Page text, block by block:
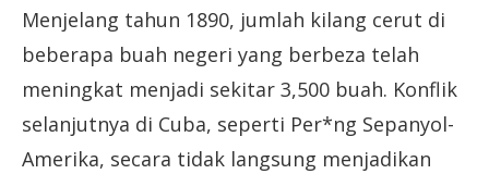
Menjelang tahun 1890, jumlah kilang cerut di
beberapa buah negeri yang berbeza telah
meningkat menjadi sekitar 3,500 buah. Konflik
selanjutnya di Cuba, seperti Per*ng Sepanyol-
Amerika, secara tidak langsung menjadikan